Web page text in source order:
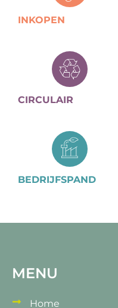
INKOPEN
CIRCULAIR
BEDRIJFSPAND
MENU
Home